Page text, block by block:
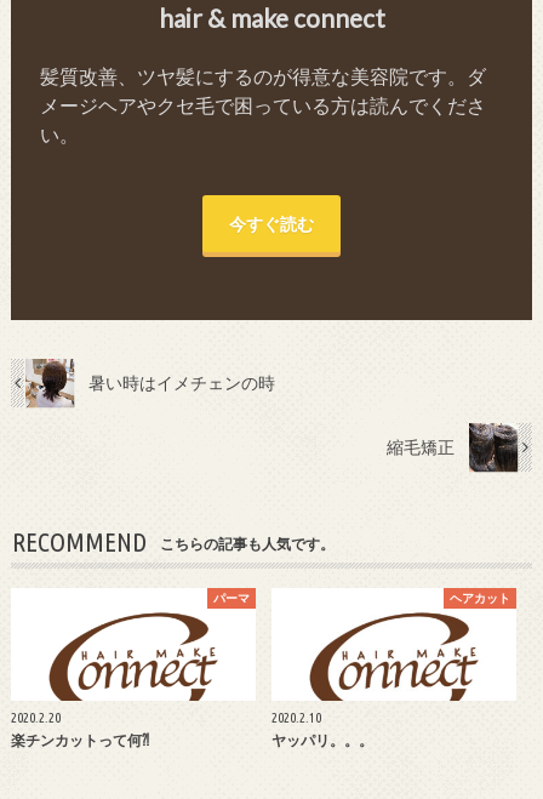
hair & make connect
髪質改善、ツヤ髪にするのが得意な美容院です。ダ
メージヘアやクセ毛で困っている方は読んでくださ
い。
今すぐ読む
暑い時はイメチェンの時
縮毛矯正
RECOMMEND こちらの記事も人気です。
パーマ
2020.2.20
楽チンカットって何⁈
ヘアカット
2020.2.10
ヤッパリ。。。